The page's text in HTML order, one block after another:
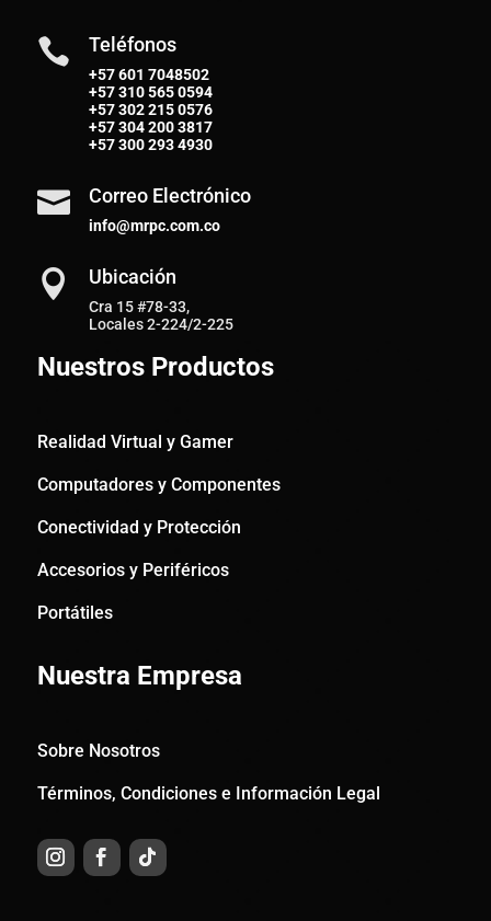
 Teléfonos
+57 601 7048502
+57310 565 0594
+57302 215 0576
+57304 200 3817
+57300 293 4930
 Correo Electrónico
info@mrpc.com.co
 Ubicación
Cra 15 #78-33,
Locales 2-224/2-225
Nuestros Productos
Realidad Virtual y Gamer
Computadores y Componentes
Conectividad y Protección
Accesorios y Periféricos
Portátiles
Nuestra Empresa
Sobre Nosotros
Términos, Condiciones e Información Legal